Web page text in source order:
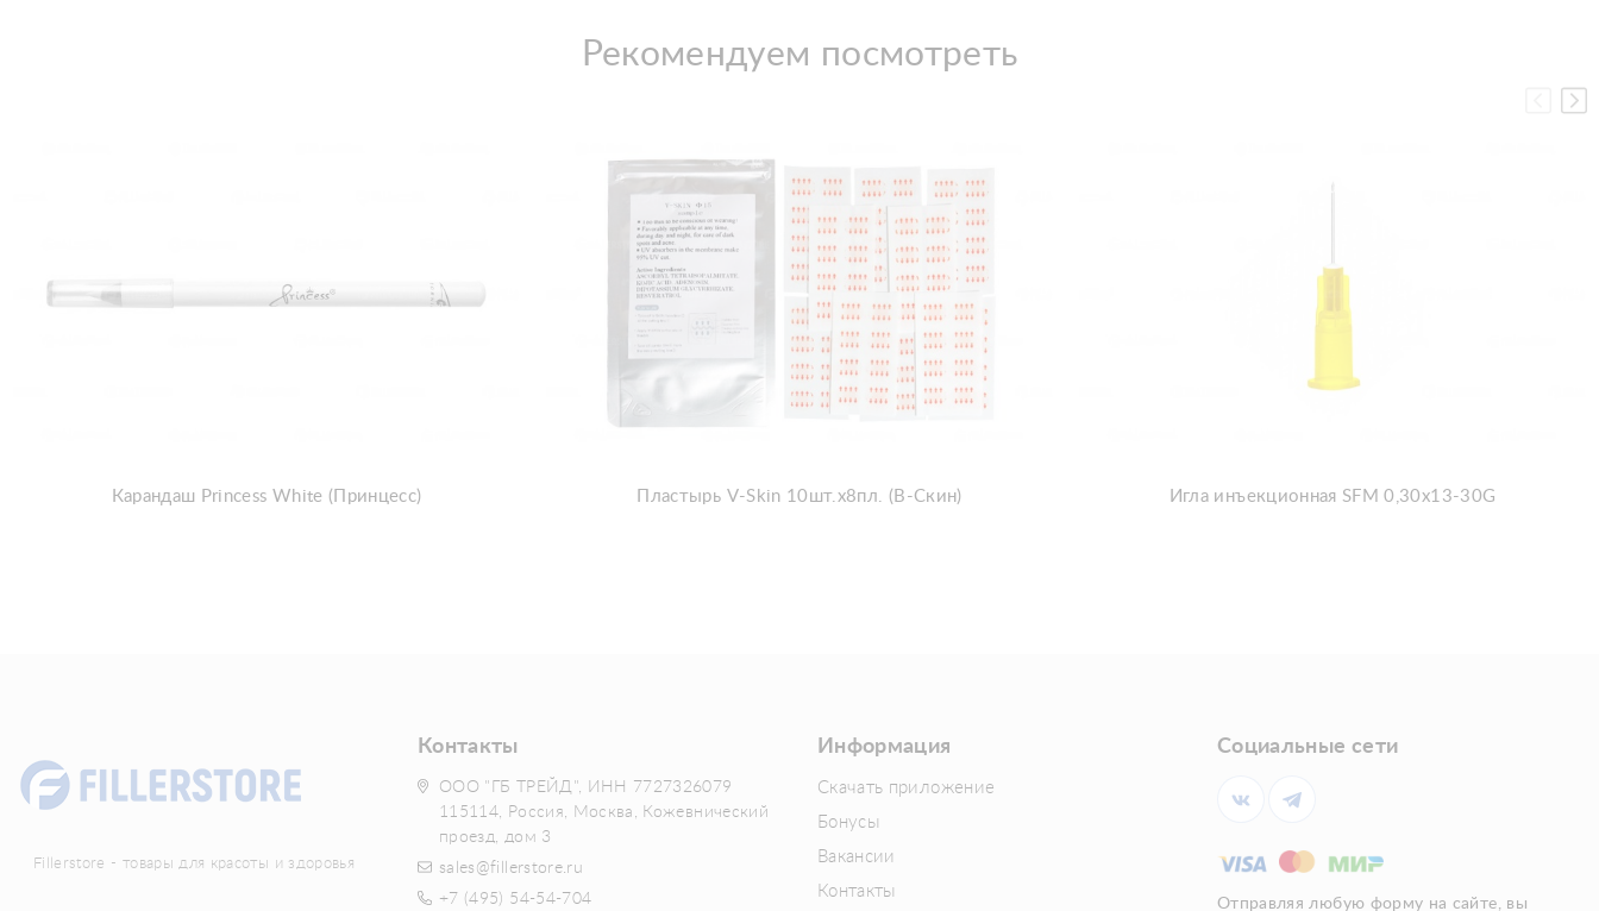
Рекомендуем посмотреть
Карандаш Princess White (Принцесс) Пластырь V-Skin 10шт.x8пл. (В-Скин) Игла инъекционная SFM 0,30x13-30G
Fillerstore - товары для красоты и здоровья
Контакты
ООО "ГБ ТРЕЙД", ИНН 7727326079
115114, Россия, Москва, Кожевнический
проезд, дом 3
sales@fillerstore.ru
+7 (495) 54-54-704
Информация
Скачать приложение
Бонусы
Вакансии
Контакты
Социальные сети
Отправляя любую форму на сайте, вы